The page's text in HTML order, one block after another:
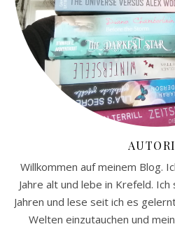
Willkommen auf meinem Blog.
Jahre alt und lebe in Krefeld.
Jahren und lese seit ich es
Welten einzutauchen und